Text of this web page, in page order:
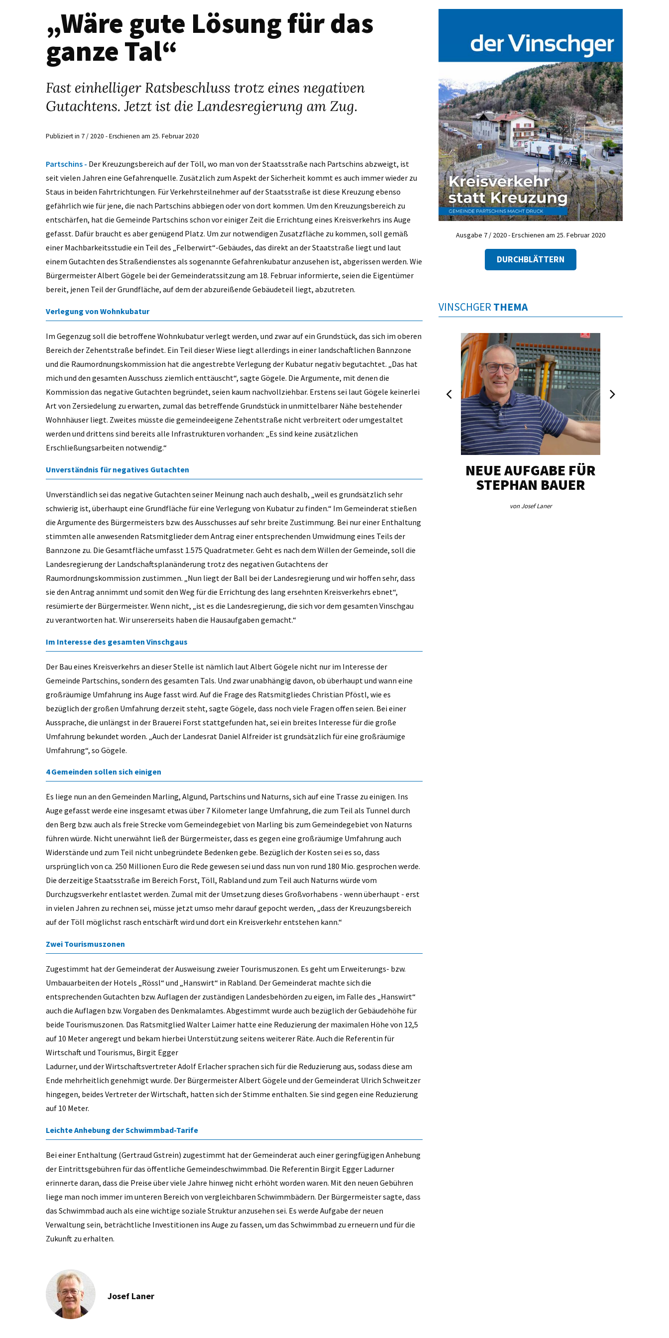
„Wäre gute Lösung für das
ganze Tal“
Fast einhelliger Ratsbeschluss trotz eines negativen
Gutachtens. Jetzt ist die Landesregierung am Zug.
Publiziert in 7 / 2020 - Erschienen am 25. Februar 2020
Partschins - Der Kreuzungsbereich auf der Töll, wo man von der Staatsstraße nach Partschins abzweigt, ist
seit vielen Jahren eine Gefahrenquelle. Zusätzlich zum Aspekt der Sicherheit kommt es auch immer wieder zu
Staus in beiden Fahrtrichtungen. Für Verkehrsteilnehmer auf der Staatsstraße ist diese Kreuzung ebenso
gefährlich wie für jene, die nach Partschins abbiegen oder von dort kommen. Um den Kreuzungsbereich zu
entschärfen, hat die Gemeinde Partschins schon vor einiger Zeit die Errichtung eines Kreisverkehrs ins Auge
gefasst. Dafür braucht es aber genügend Platz. Um zur notwendigen Zusatzfläche zu kommen, soll gemäß
einer Machbarkeitsstudie ein Teil des „Felberwirt“-Gebäudes, das direkt an der Staatstraße liegt und laut
einem Gutachten des Straßendienstes als sogenannte Gefahrenkubatur anzusehen ist, abgerissen werden. Wie
Bürgermeister Albert Gögele bei der Gemeinderatssitzung am 18. Februar informierte, seien die Eigentümer
bereit, jenen Teil der Grundfläche, auf dem der abzureißende Gebäudeteil liegt, abzutreten.
Verlegung von Wohnkubatur
Im Gegenzug soll die betroffene Wohnkubatur verlegt werden, und zwar auf ein Grundstück, das sich im oberen
Bereich der Zehentstraße befindet. Ein Teil dieser Wiese liegt allerdings in einer landschaftlichen Bannzone
und die Raumordnungskommission hat die angestrebte Verlegung der Kubatur negativ begutachtet. „Das hat
mich und den gesamten Ausschuss ziemlich enttäuscht“, sagte Gögele. Die Argumente, mit denen die
Kommission das negative Gutachten begründet, seien kaum nachvollziehbar. Erstens sei laut Gögele keinerlei
Art von Zersiedelung zu erwarten, zumal das betreffende Grundstück in unmittelbarer Nähe bestehender
Wohnhäuser liegt. Zweites müsste die gemeindeeigene Zehentstraße nicht verbreitert oder umgestaltet
werden und drittens sind bereits alle Infrastrukturen vorhanden: „Es sind keine zusätzlichen
Erschließungsarbeiten notwendig.“
Unverständnis für negatives Gutachten
Unverständlich sei das negative Gutachten seiner Meinung nach auch deshalb, „weil es grundsätzlich sehr
schwierig ist, überhaupt eine Grundfläche für eine Verlegung von Kubatur zu finden.“ Im Gemeinderat stießen
die Argumente des Bürgermeisters bzw. des Ausschusses auf sehr breite Zustimmung. Bei nur einer Enthaltung
stimmten alle anwesenden Ratsmitglieder dem Antrag einer entsprechenden Umwidmung eines Teils der
Bannzone zu. Die Gesamtfläche umfasst 1.575 Quadratmeter. Geht es nach dem Willen der Gemeinde, soll die
Landesregierung der Landschaftsplanänderung trotz des negativen Gutachtens der
Raumordnungskommission zustimmen. „Nun liegt der Ball bei der Landesregierung und wir hoffen sehr, dass
sie den Antrag annimmt und somit den Weg für die Errichtung des lang ersehnten Kreisverkehrs ebnet“,
resümierte der Bürgermeister. Wenn nicht, „ist es die Landesregierung, die sich vor dem gesamten Vinschgau
zu verantworten hat. Wir unsererseits haben die Hausaufgaben gemacht.“
Im Interesse des gesamten Vinschgaus
Der Bau eines Kreisverkehrs an dieser Stelle ist nämlich laut Albert Gögele nicht nur im Interesse der
Gemeinde Partschins, sondern des gesamten Tals. Und zwar unabhängig davon, ob überhaupt und wann eine
großräumige Umfahrung ins Auge fasst wird. Auf die Frage des Ratsmitgliedes Christian Pföstl, wie es
bezüglich der großen Umfahrung derzeit steht, sagte Gögele, dass noch viele Fragen offen seien. Bei einer
Aussprache, die unlängst in der Brauerei Forst stattgefunden hat, sei ein breites Interesse für die große
Umfahrung bekundet worden. „Auch der Landesrat Daniel Alfreider ist grundsätzlich für eine großräumige
Umfahrung“, so Gögele.
4 Gemeinden sollen sich einigen
Es liege nun an den Gemeinden Marling, Algund, Partschins und Naturns, sich auf eine Trasse zu einigen. Ins
Auge gefasst werde eine insgesamt etwas über 7 Kilometer lange Umfahrung, die zum Teil als Tunnel durch
den Berg bzw. auch als freie Strecke vom Gemeindegebiet von Marling bis zum Gemeindegebiet von Naturns
führen würde. Nicht unerwähnt ließ der Bürgermeister, dass es gegen eine großräumige Umfahrung auch
Widerstände und zum Teil nicht unbegründete Bedenken gebe. Bezüglich der Kosten sei es so, dass
ursprünglich von ca. 250 Millionen Euro die Rede gewesen sei und dass nun von rund 180 Mio. gesprochen werde.
Die derzeitige Staatsstraße im Bereich Forst, Töll, Rabland und zum Teil auch Naturns würde vom
Durchzugsverkehr entlastet werden. Zumal mit der Umsetzung dieses Großvorhabens - wenn überhaupt - erst
in vielen Jahren zu rechnen sei, müsse jetzt umso mehr darauf gepocht werden, „dass der Kreuzungsbereich
auf der Töll möglichst rasch entschärft wird und dort ein Kreisverkehr entstehen kann.“
Zwei Tourismuszonen
Zugestimmt hat der Gemeinderat der Ausweisung zweier Tourismuszonen. Es geht um Erweiterungs- bzw.
Umbauarbeiten der Hotels „Rössl“ und „Hanswirt“ in Rabland. Der Gemeinderat machte sich die
entsprechenden Gutachten bzw. Auflagen der zuständigen Landesbehörden zu eigen, im Falle des „Hanswirt“
auch die Auflagen bzw. Vorgaben des Denkmalamtes. Abgestimmt wurde auch bezüglich der Gebäudehöhe für
beide Tourismuszonen. Das Ratsmitglied Walter Laimer hatte eine Reduzierung der maximalen Höhe von 12,5
auf 10 Meter angeregt und bekam hierbei Unterstützung seitens weiterer Räte. Auch die Referentin für
Wirtschaft und Tourismus, Birgit Egger
Ladurner, und der Wirtschaftsvertreter Adolf Erlacher sprachen sich für die Reduzierung aus, sodass diese am
Ende mehrheitlich genehmigt wurde. Der Bürgermeister Albert Gögele und der Gemeinderat Ulrich Schweitzer
hingegen, beides Vertreter der Wirtschaft, hatten sich der Stimme enthalten. Sie sind gegen eine Reduzierung
auf 10 Meter.
Leichte Anhebung der Schwimmbad-Tarife
Bei einer Enthaltung (Gertraud Gstrein) zugestimmt hat der Gemeinderat auch einer geringfügigen Anhebung
der Eintrittsgebühren für das öffentliche Gemeindeschwimmbad. Die Referentin Birgit Egger Ladurner
erinnerte daran, dass die Preise über viele Jahre hinweg nicht erhöht worden waren. Mit den neuen Gebühren
liege man noch immer im unteren Bereich von vergleichbaren Schwimmbädern. Der Bürgermeister sagte, dass
das Schwimmbad auch als eine wichtige soziale Struktur anzusehen sei. Es werde Aufgabe der neuen
Verwaltung sein, beträchtliche Investitionen ins Auge zu fassen, um das Schwimmbad zu erneuern und für die
Zukunft zu erhalten.
Josef Laner
Ausgabe 7 / 2020 - Erschienen am 25. Februar 2020
DURCHBLÄTTERN
VINSCHGER THEMA
NEUE AUFGABE FÜR
STEPHAN BAUER
„UNSER
HERZSTÜCK“